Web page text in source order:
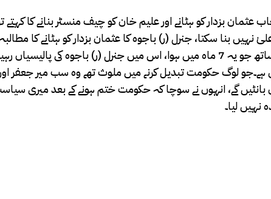
بزدار کو ہٹانے اور علیم خان کو چیف منسٹر بنانے کا کہتے
نہیں بنا سکتا، جنرل (ر) باجوہ کا عثمان بزدار کو ہٹانے کا
الہٰی نے بھی علیم خان کو سپورٹ کرنے سے انکار کیا۔ ہمارے ساتھ جو یہ 7 ماہ میں ہوا، اس میں جنرل (ر)
ہے۔جو لوگ حکومت تبدیل کرنے میں ملوث تھے وہ سب میر جعفر
گے، انہوں نے سوچا کہ حکومت ختم ہونے کے بعد میری
نہیں لیا۔